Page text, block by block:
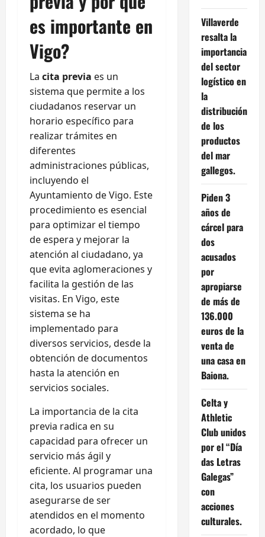
es importante en
Vigo?
La cita previa es un
sistema que permite a los
ciudadanos reservar un
horario específico para
realizar trámites en
diferentes
administraciones públicas,
incluyendo el
Ayuntamiento de Vigo. Este
procedimiento es esencial
para optimizar el tiempo
de espera y mejorar la
atención al ciudadano, ya
que evita aglomeraciones y
facilita la gestión de las
visitas. En Vigo, este
sistema se ha
implementado para
diversos servicios, desde la
obtención de documentos
hasta la atención en
servicios sociales.
La importancia de la cita
previa radica en su
capacidad para ofrecer un
servicio más ágil y
eficiente. Al programar una
cita, los usuarios pueden
asegurarse de ser
atendidos en el momento
acordado, lo que
Villaverde
resalta la
importancia
del sector
logístico en
la
distribución
de los
productos
del mar
gallegos.
Piden 3
años de
cárcel para
dos
acusados
por
apropiarse
de más de
136.000
euros de la
venta de
una casa en
Baiona.
Celta y
Athletic
Club unidos
por el “Día
das Letras
Galegas”
con
acciones
culturales.